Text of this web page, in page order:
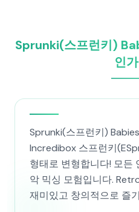
Sprunki(스프런키)
인
Sprunki(스프런키)
Incredibox 스프런키
형태로 변형합니다! 모든
악 믹싱 모험입니다.
재미있고 창의적으로 즐